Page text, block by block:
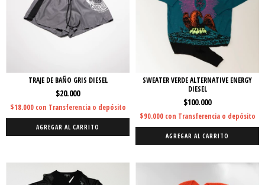
TRAJE DE BAÑO GRIS DIESEL
$20.000
$18.000 con Transferencia o depósito
AGREGAR AL CARRITO
SWEATER VERDE ALTERNATIVE ENERGY
DIESEL
$100.000
$90.000 con Transferencia o depósito
AGREGAR AL CARRITO